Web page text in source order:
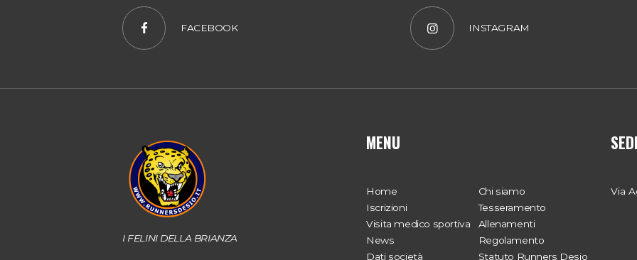
FACEBOOK INSTAGRAM
I FELINI DELLA BRIANZA
MENU
Home
Chi siamo
Iscrizioni
Tesseramento
Visita medico sportiva
Allenamenti
News
Regolamento
Dati società
Statuto Runners Desio
Via